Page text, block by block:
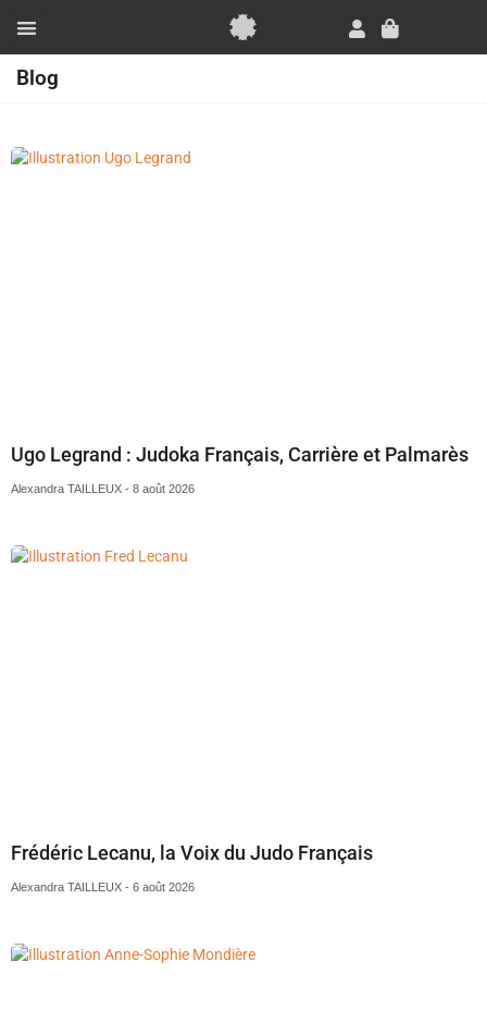
contenu
Panier
Blog
Ugo Legrand : Judoka Français, Carrière et Palmarès
Alexandra TAILLEUX 8 août 2026
Frédéric Lecanu, la Voix du Judo Français
Alexandra TAILLEUX 6 août 2026